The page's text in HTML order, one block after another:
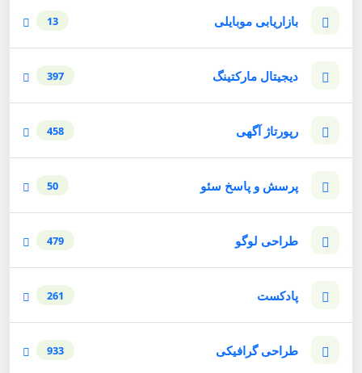
بازاریابی موبایلی 13
دیجیتال مارکتینگ 397
رپورتاژ آگهی 458
پرسش و پاسخ سئو 50
طراحی لوگو 479
پادکست 261
طراحی گرافیکی 933